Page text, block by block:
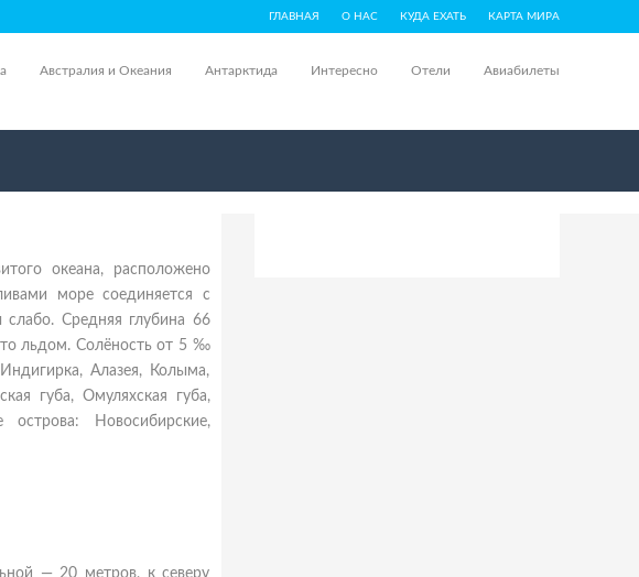
ГЛАВНАЯ О НАС КУДА ЕХАТЬ КАРТА МИРА
Австралия и Океания Антарктида Интересно Отели Авиабилеты
океана, расположено
море соединяется с
Средняя глубина 66
льдом. Солёность от 5 ‰
Алазея, Колыма,
губа, Омуляхская губа,
Новосибирские,
— 20 метров, к северу